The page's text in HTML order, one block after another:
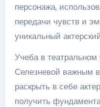
персонажа,
передачи чувств и
уникальный
Учеба в
Селезневой важным
раскрыть в себе
получить